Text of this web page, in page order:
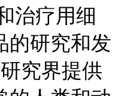
治疗用细
的研究和发
究界提供